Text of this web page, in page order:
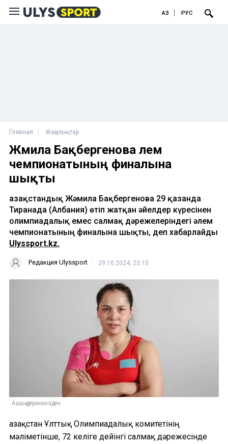
ҚАЗ РУС
Главная Жаңалықтар
Жәмила Бақбергенова әлем
чемпионатының финалына
шықты
Қазақстандық Жәмила Бақбергенова 29 қазанда
Тиранада (Албания) өтіп жатқан әйелдер күресінен
олимпиадалық емес салмақ дәрежелеріндегі әлем
чемпионатының финалына шықты, деп хабарлайды
Ulyssport.kz.
Редакция Ulyssport 29.10.2024, 23:10
Ашық дереккөзден
Қазақстан Ұлттық Олимпиадалық комитетінің
мәліметінше, 72 келіге дейінгі салмақ дәрежесінде